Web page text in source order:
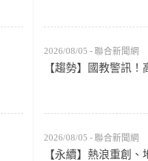
2026/08/05 - 聯合新聞網
【趨勢】國教警訊
2026/08/05 - 聯合新聞網
【永續】熱浪重創